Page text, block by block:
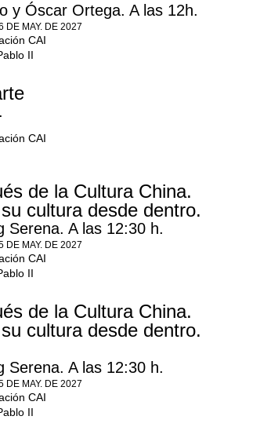
y Óscar Ortega. A las 12h.
DE MAY. DE 2027
CAI
II
CAI
de la Cultura China.
cultura desde dentro.
Serena. A las 12:30 h.
DE MAY. DE 2027
CAI
II
de la Cultura China.
cultura desde dentro.
Serena. A las 12:30 h.
DE MAY. DE 2027
CAI
II